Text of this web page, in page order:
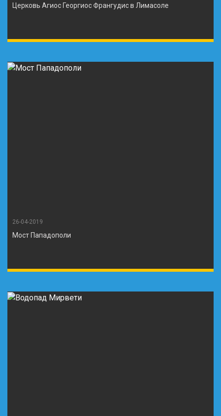
Церковь Агиос Георгиос Франгудис в Лимасоле
26-04-2019
Мост Пападополи